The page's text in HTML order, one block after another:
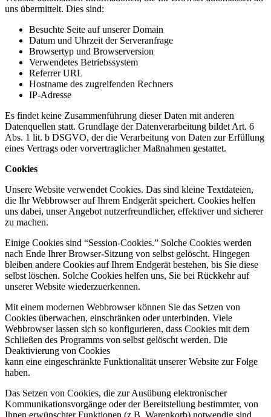
uns übermittelt. Dies sind:
Besuchte Seite auf unserer Domain
Datum und Uhrzeit der Serveranfrage
Browsertyp und Browserversion
Verwendetes Betriebssystem
Referrer URL
Hostname des zugreifenden Rechners
IP-Adresse
Es findet keine Zusammenführung dieser Daten mit anderen
Datenquellen statt. Grundlage der Datenverarbeitung bildet Art. 6
Abs. 1 lit. b DSGVO, der die Verarbeitung von Daten zur Erfüllung
eines Vertrags oder vorvertraglicher Maßnahmen gestattet.
Cookies
Unsere Website verwendet Cookies. Das sind kleine Textdateien,
die Ihr Webbrowser auf Ihrem Endgerät speichert. Cookies helfen
uns dabei, unser Angebot nutzerfreundlicher, effektiver und sicherer
zu machen.
Einige Cookies sind “Session-Cookies.” Solche Cookies werden
nach Ende Ihrer Browser-Sitzung von selbst gelöscht. Hingegen
bleiben andere Cookies auf Ihrem Endgerät bestehen, bis Sie diese
selbst löschen. Solche Cookies helfen uns, Sie bei Rückkehr auf
unserer Website wiederzuerkennen.
Mit einem modernen Webbrowser können Sie das Setzen von
Cookies überwachen, einschränken oder unterbinden. Viele
Webbrowser lassen sich so konfigurieren, dass Cookies mit dem
Schließen des Programms von selbst gelöscht werden. Die
Deaktivierung von Cookies
kann eine eingeschränkte Funktionalität unserer Website zur Folge
haben.
Das Setzen von Cookies, die zur Ausübung elektronischer
Kommunikationsvorgänge oder der Bereitstellung bestimmter, von
Ihnen erwünschter Funktionen (z.B. Warenkorb) notwendig sind,